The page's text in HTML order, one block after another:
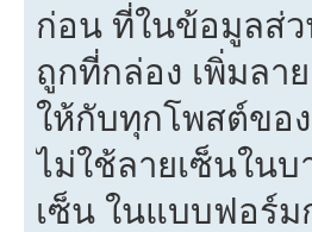
ก่อน ที่ในข้อมูลส่
ถูกที่กล่อง เพิ่มลา
ให้กับทุกโพสต์ขอ
ไม่ใช้ลายเซ็นใน
เซ็น ในแบบฟอร์ม